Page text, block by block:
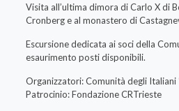
Visita all’ultima dimora di Carlo X di
Cronberg e al monastero di
Escursione dedicata ai soci della
esaurimento posti disponibili.
Organizzatori: Comunità degli Italiani
Patrocinio: Fondazione CRTrieste